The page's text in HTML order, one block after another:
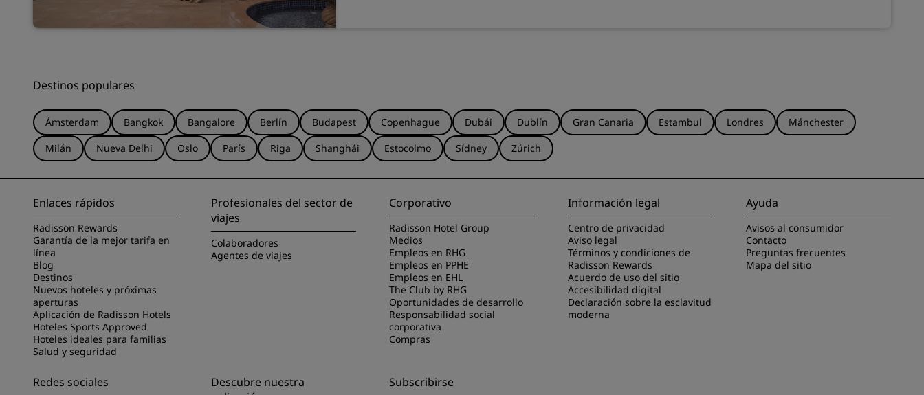
Destinos populares
Ámsterdam Bangkok Bangalore Berlín Budapest Copenhague Dubái Dublín Gran Canaria Estambul Londres
Mánchester
Milán
Nueva Delhi Oslo París Riga Shanghái Estocolmo Sídney Zúrich
Enlaces rápidos
Radisson Rewards
Garantía de la mejor tarifa en
línea
Blog
Destinos
Nuevos hoteles y próximas
aperturas
Aplicación de Radisson Hotels
Hoteles Sports Approved
Hoteles ideales para familias
Salud y seguridad
Profesionales del sector de
viajes
Colaboradores
Agentes de viajes
Corporativo
Radisson Hotel Group
Medios
Empleos en RHG
Empleos en PPHE
Empleos en EHL
The Club by RHG
Oportunidades de desarrollo
Responsabilidad social
corporativa
Compras
Información legal
Centro de privacidad
Aviso legal
Términos y condiciones de
Radisson Rewards
Acuerdo de uso del sitio
Accesibilidad digital
Declaración sobre la esclavitud
moderna
Ayuda
Avisos al consumidor
Contacto
Preguntas frecuentes
Mapa del sitio
Redes sociales
Descubre nuestra
Subscribirse